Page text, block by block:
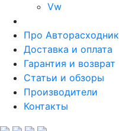
Vw
Про Авторасходник
Доставка и оплата
Гарантия и возврат
Статьи и обзоры
Производители
Контакты